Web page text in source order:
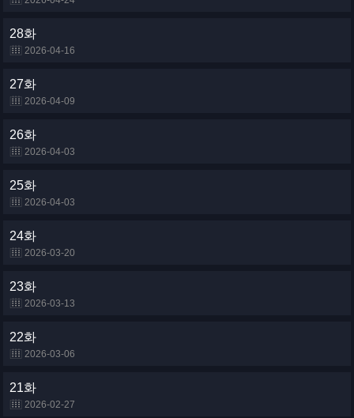
28화
2026-04-16
27화
2026-04-09
26화
2026-04-03
25화
2026-04-03
24화
2026-03-20
23화
2026-03-13
22화
2026-03-06
21화
2026-02-27